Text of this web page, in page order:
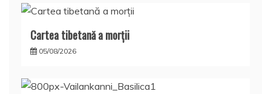
Cartea tibetană a morţii
05/08/2026